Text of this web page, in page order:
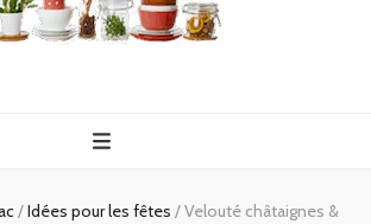
Serviettes
/Idées pour les fêtes /Velouté châtaignes &